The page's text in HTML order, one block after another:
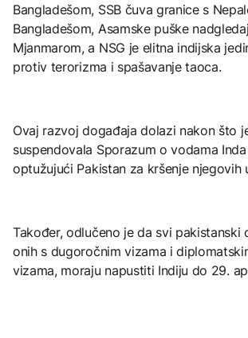
Bangladešom, SSB čuva granice s
Bangladešom, Asamske puške
Mjanmarom, a NSG je elitna indijska
protiv terorizma i spašavanje taoca.​
Ovaj razvoj događaja dolazi nakon što
suspendovala Sporazum o vodama
optužujući Pakistan za kršenje njegovih
Također, odlučeno je da svi pakistanski
onih s dugoročnim vizama i
vizama, moraju napustiti Indiju do 29.